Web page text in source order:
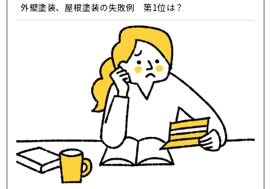
外壁塗装、屋根塗装の失敗例 第1位は？